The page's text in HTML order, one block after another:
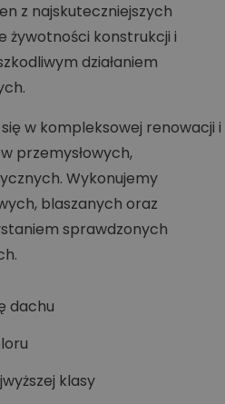
z najskuteczniejszych
żywotności konstrukcji i
działaniem
w kompleksowej renowacji i
przemysłowych,
Wykonujemy
blaszanych oraz
sprawdzonych
dachu
klasy